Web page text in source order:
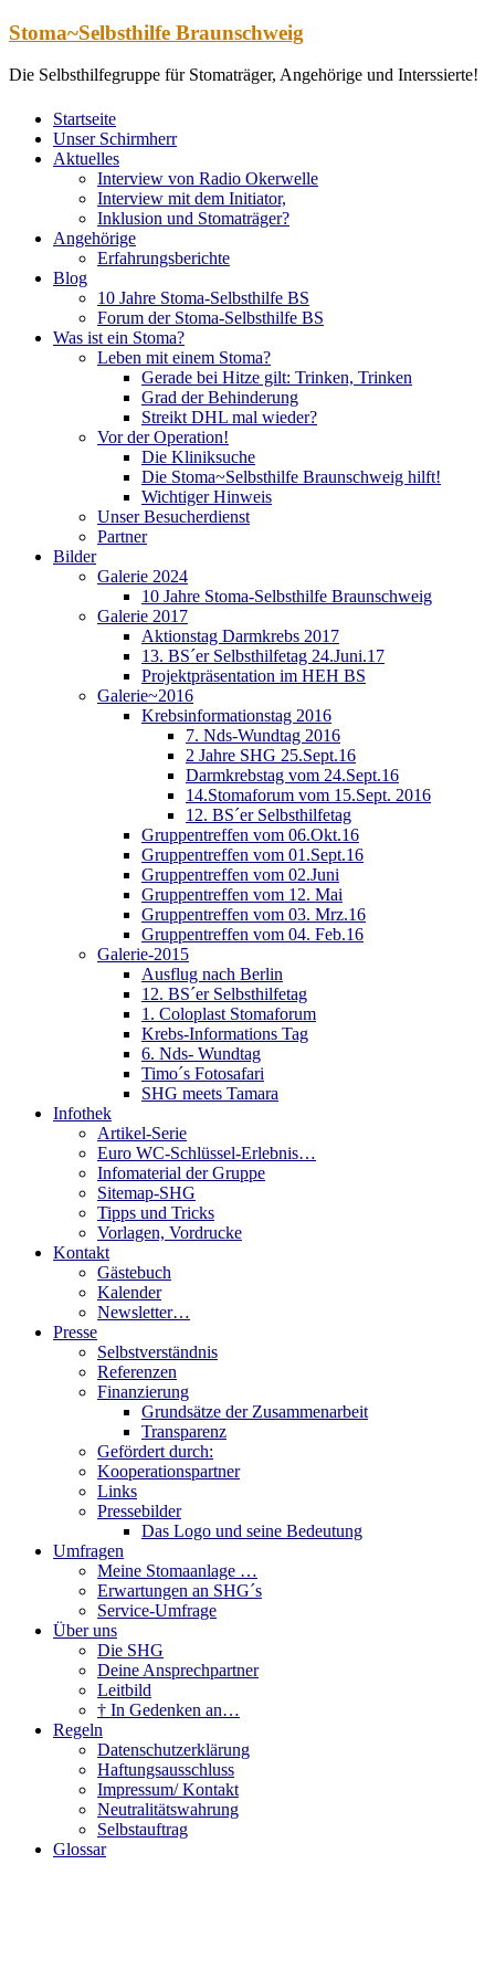
Zum
springen
Stoma~Selbsthilfe Braunschweig
Die Selbsthilfegruppe für Stomaträger, Angehörige und Interssierte!
Startseite
Unser Schirmherr
Aktuelles
Interview von Radio Okerwelle
Interview mit dem Initiator,
Inklusion und Stomaträger?
Angehörige
Erfahrungsberichte
Blog
10 Jahre Stoma-Selbsthilfe BS
Forum der Stoma-Selbsthilfe BS
Was ist ein Stoma?
Leben mit einem Stoma?
Gerade bei Hitze gilt: Trinken, Trinken
Grad der Behinderung
Streikt DHL mal wieder?
Vor der Operation!
Die Kliniksuche
Die Stoma~Selbsthilfe Braunschweig hilft!
Wichtiger Hinweis
Unser Besucherdienst
Partner
Bilder
Galerie 2024
10 Jahre Stoma-Selbsthilfe Braunschweig
Galerie 2017
Aktionstag Darmkrebs 2017
13. BS´er Selbsthilfetag 24.Juni.17
Projektpräsentation im HEH BS
Galerie~2016
Krebsinformationstag 2016
7. Nds-Wundtag 2016
2 Jahre SHG 25.Sept.16
Darmkrebstag vom 24.Sept.16
14.Stomaforum vom 15.Sept. 2016
12. BS´er Selbsthilfetag
Gruppentreffen vom 06.Okt.16
Gruppentreffen vom 01.Sept.16
Gruppentreffen vom 02.Juni
Gruppentreffen vom 12. Mai
Gruppentreffen vom 03. Mrz.16
Gruppentreffen vom 04. Feb.16
Galerie-2015
Ausflug nach Berlin
12. BS´er Selbsthilfetag
1. Coloplast Stomaforum
Krebs-Informations Tag
6. Nds- Wundtag
Timo´s Fotosafari
SHG meets Tamara
Infothek
Artikel-Serie
Euro WC-Schlüssel-Erlebnis…
Infomaterial der Gruppe
Sitemap-SHG
Tipps und Tricks
Vorlagen, Vordrucke
Kontakt
Gästebuch
Kalender
Newsletter…
Presse
Selbstverständnis
Referenzen
Finanzierung
Grundsätze der Zusammenarbeit
Transparenz
Gefördert durch:
Kooperationspartner
Links
Pressebilder
Das Logo und seine Bedeutung
Umfragen
Meine Stomaanlage …
Erwartungen an SHG´s
Service-Umfrage
Über uns
Die SHG
Deine Ansprechpartner
Leitbild
† In Gedenken an…
Regeln
Datenschutzerklärung
Haftungsausschluss
Impressum/ Kontakt
Neutralitätswahrung
Selbstauftrag
Glossar